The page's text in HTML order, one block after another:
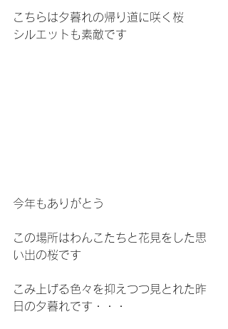
こちらは夕暮れの帰り道に咲く桜
シルエットも素敵です
今年もありがとう
この場所はわんこたちと花見をした思
い出の桜です
こみ上げる色々を抑えつつ見とれた昨
日の夕暮れです・・・